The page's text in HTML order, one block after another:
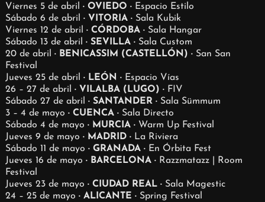
Viernes 5 de abril
· OVIEDO · Espacio Estilo
Sábado 6 de abril
· VITORIA · Sala Kubik
Viernes 12 de abril
· CÓRDOBA · Sala Hangar
Sábado 13 de abril
· SEVILLA · Sala Custom
20 de abril
· BENICASSIM (CASTELLÓN) · San San
Festival
Jueves 25 de abril
· LEÓN · Espacio Vías
26 – 27 de abril
· VILALBA (LUGO) · FIV
Sábado 27 de abril
· SANTANDER · Sala Sümmum
3 – 4 de mayo · CUENCA · Sala Directo
Sábado 4 de mayo · MURCIA · Warm Up Festival
Jueves 9 de mayo · MADRID · La Riviera
Sábado 11 de mayo · GRANADA · En Órbita Fest
Jueves 16 de mayo · BARCELONA · Razzmatazz | Room
Festival
Jueves 23 de mayo · CIUDAD REAL · Sala Magestic
24 – 25 de mayo · ALICANTE · Spring Festival